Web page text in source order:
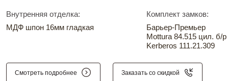
Внутренняя отделка:
МДФ шпон 16мм гладкая
Комплект замков:
Барьер-Премьер
Mottura 84.515 цил. б/р
Kerberos 111.21.309
Смотреть подробнее Заказать со скидкой